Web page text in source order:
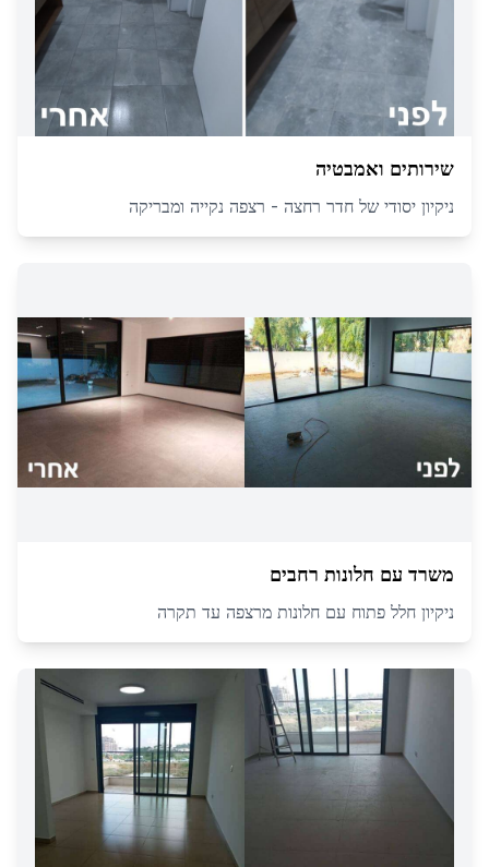
שירותים ואמבטיה
ניקיון יסודי של חדר רחצה - רצפה נקייה ומבריקה
משרד עם חלונות רחבים
ניקיון חלל פתוח עם חלונות מרצפה עד תקרה